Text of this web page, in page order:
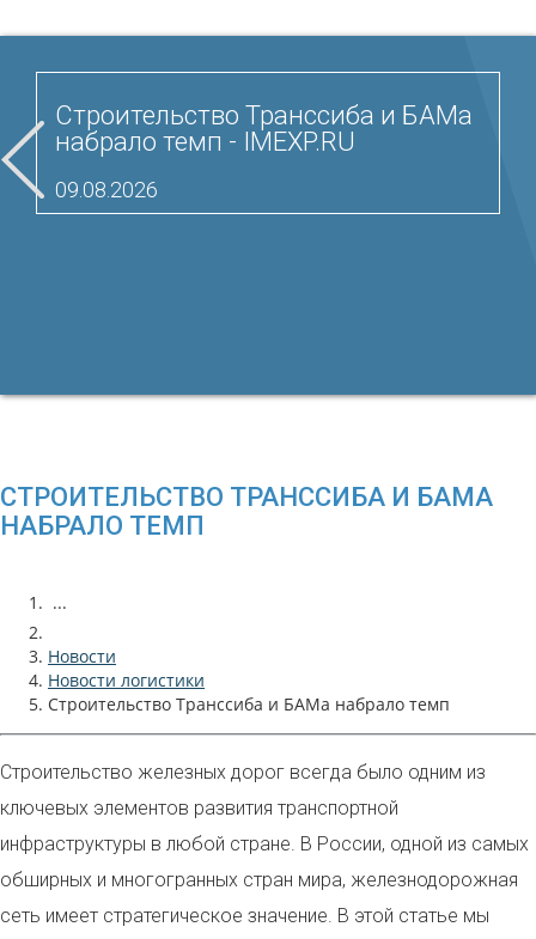
Строительство Транссиба и БАМа
набрало темп - IMEXP.RU
09.08.2026
СТРОИТЕЛЬСТВО ТРАНССИБА И БАМА
НАБРАЛО ТЕМП
...
Новости
Новости логистики
Строительство Транссиба и БАМа набрало темп
Строительство железных дорог всегда было одним из
ключевых элементов развития транспортной
инфраструктуры в любой стране. В России, одной из самых
обширных и многогранных стран мира, железнодорожная
сеть имеет стратегическое значение. В этой статье мы